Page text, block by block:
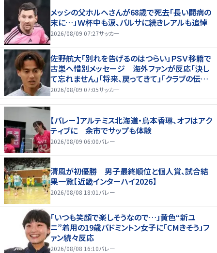
メッシの父ホルヘさんが68歳で死去「長い闘病の
末に…」Ｗ杯中も涙、バルサに続きレアルも追悼
2026/08/09 07:27サッカー
佐野航大「別れを告げるのはつらい」ＰＳＶ移籍で
古巣へ惜別メッセージ 海外ファンが反応「決し
て忘れません」「将来、戻ってきて」「クラブの伝説
です」
2026/08/09 07:05サッカー
【バレー】アルテミス北海道・鳥本香琳、オフはアク
ティブに 余市でサップも体験
2026/08/09 06:00バレー
清風が初優勝 男子最終順位と個人賞、試合結
果一覧【近畿インターハイ2026】
2026/08/08 18:01 バレー
「いつも笑顔で楽しそうなので…」黄色“新ユ
ニ”着用の19歳バドミントン女子に「CMきそう」フ
ァン続々反応
2026/08/08 16:10バレー